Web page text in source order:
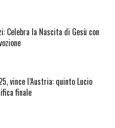
Celebra la Nascita di Gesù con
vince l’Austria: quinto Lucio
finale